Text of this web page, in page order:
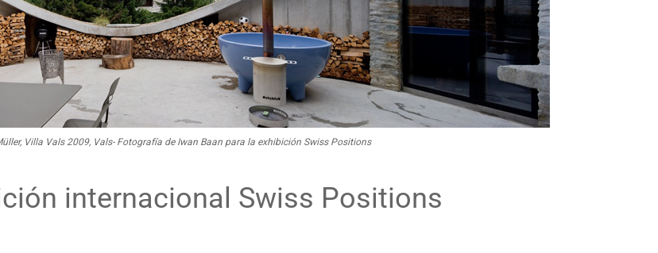
Villa Vals 2009, Vals- Fotografía de Iwan Baan para la exhibición Swiss Positions
internacional Swiss Positions